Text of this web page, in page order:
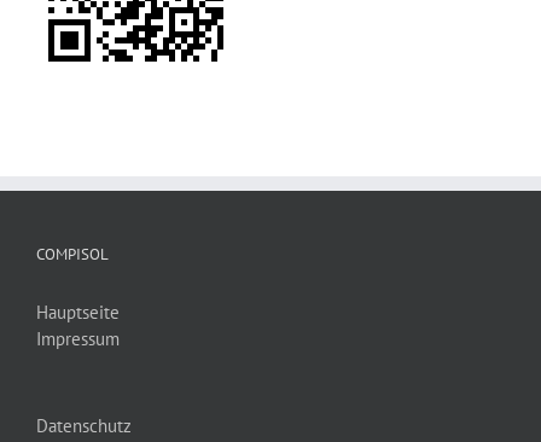
COMPISOL
Hauptseite
Impressum
Datenschutz